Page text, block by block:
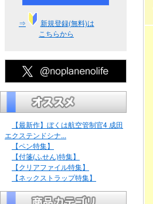
⇒
新規登録(無料)は
こちらから
【最新作】ぼくは航空管制官4 成田
エクステンドシナ...
【ペン特集】
【付箋(ふせん)特集】
【クリアファイル特集】
【ネックストラップ特集】